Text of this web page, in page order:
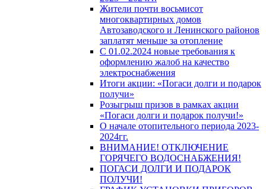
Жители почти восьмисот
многоквартирных домов
Автозаводского и Ленинского районов
заплатят меньше за отопление
С 01.02.2024 новые требования к
оформлению жалоб на качество
электроснабжения
Итоги акции: «Погаси долги и подарок
получи»
Розыгрыш призов в рамках акции
«Погаси долги и подарок получи!»
О начале отопительного периода 2023-
2024гг.
ВНИМАНИЕ! ОТКЛЮЧЕНИЕ
ГОРЯЧЕГО ВОДОСНАБЖЕНИЯ!
ПОГАСИ ДОЛГИ И ПОДАРОК
ПОЛУЧИ!